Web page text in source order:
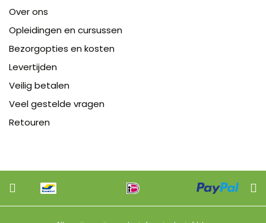
Over ons
Opleidingen en cursussen
Bezorgopties en kosten
Levertijden
Veilig betalen
Veel gestelde vragen
Retouren